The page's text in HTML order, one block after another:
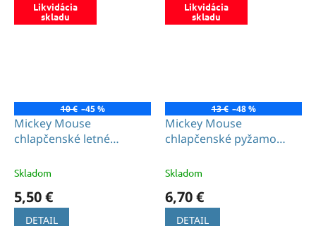
Likvidácia
skladu
10 € –45 %
Mickey Mouse
chlapčenské letné
Skladom
5,50 €
DETAIL
Likvidácia
skladu
13 € –48 %
Mickey Mouse
chlapčenské pyžamo
Skladom
6,70 €
DETAIL